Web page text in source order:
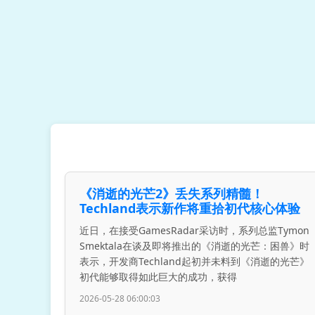
《消逝的光芒2》丢失系列精髓！
Techland表示新作将重拾初代核心体验
近日，在接受GamesRadar采访时，系列总监Tymon
Smektala在谈及即将推出的《消逝的光芒：困兽》时
表示，开发商Techland起初并未料到《消逝的光芒》
初代能够取得如此巨大的成功，获得
2026-05-28 06:00:03